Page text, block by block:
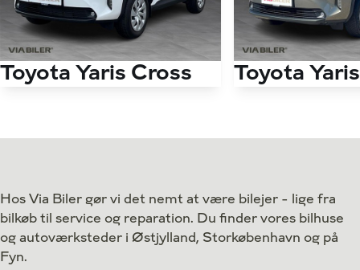
Toyota Yaris Cross
Lokation
Kastrup
Kontant
229.900
Toyota
Lokation
Kontant
Hos Via Biler gør vi det nemt at være bilejer - lige fra
bilkøb til service og reparation. Du finder vores bilhuse
og autoværksteder i Østjylland, Storkøbenhavn og på
Fyn.